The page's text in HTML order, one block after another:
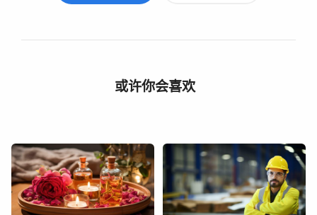
或许你会喜欢